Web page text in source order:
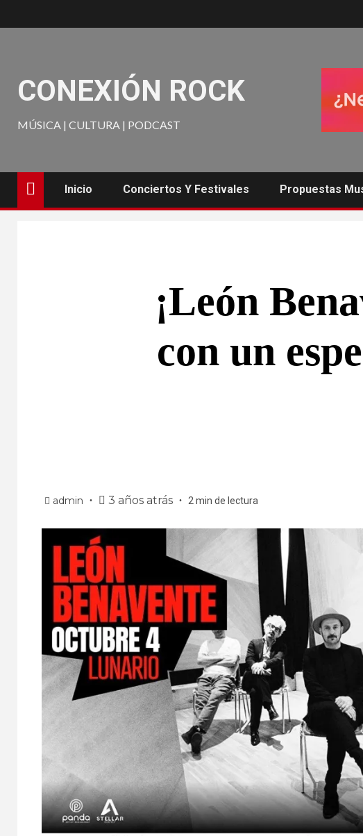
CONEXIÓN ROCK
MÚSICA | CULTURA | PODCAST
Inicio Conciertos Y Festivales Propuestas
¡León
con un
admin 3 años atrás 2 min de lectura